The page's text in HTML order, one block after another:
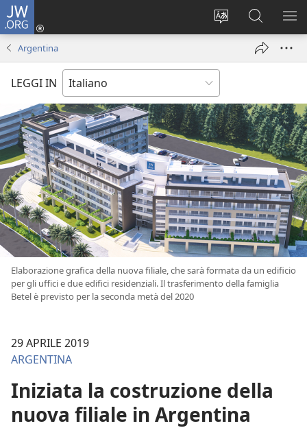
JW.ORG
Modificare
Accedi
(apre
finestra)
Cerca
in
JW.ORG
Argentina
LEGGI IN
Elaborazione grafica della nuova filiale, che sarà formata da un edificio
per gli uffici e due edifici residenziali. Il trasferimento della famiglia
Betel è previsto per la seconda metà del 2020
29 APRILE 2019
ARGENTINA
Iniziata la costruzione della
nuova filiale in Argentina